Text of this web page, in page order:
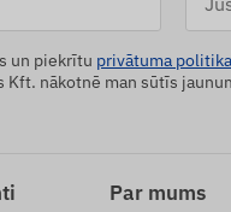
un piekrītu privātuma
Kft. nākotnē man sūtīs
Par mums